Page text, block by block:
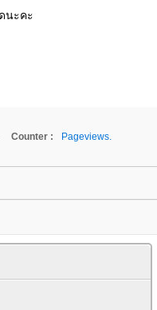
นะคะ
Counter :
Pageviews.